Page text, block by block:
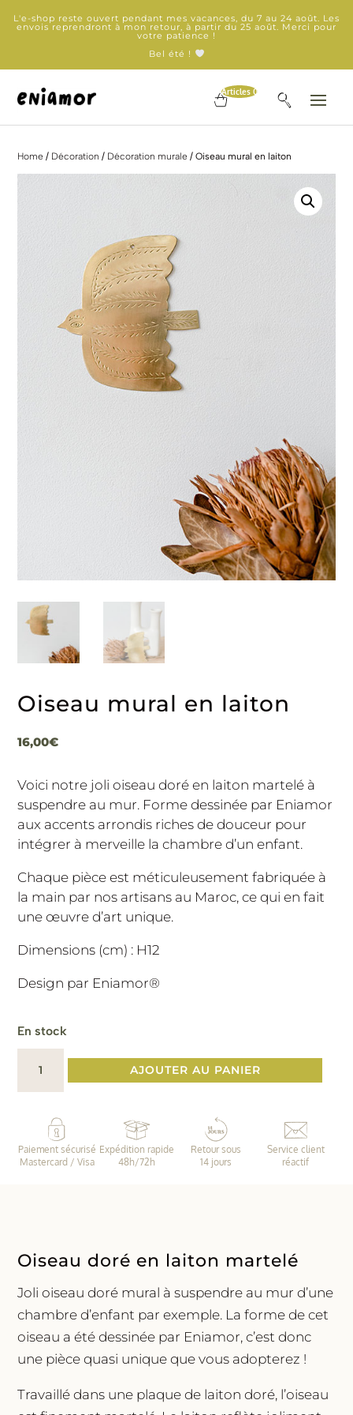
L'e-shop reste ouvert pendant mes vacances, du 7 au 24 août. Les
envois reprendront à mon retour, à partir du 25 août. Merci pour
votre patience !
Bel été !
Articles 0
Home / Décoration / Décoration murale / Oiseau mural en laiton
Oiseau mural en laiton
16,00€
Voici notre joli oiseau doré en laiton martelé à
suspendre au mur. Forme dessinée par Eniamor
aux accents arrondis riches de douceur pour
intégrer à merveille la chambre d’un enfant.
Chaque pièce est méticuleusement fabriquée à
la main par nos artisans au Maroc, ce qui en fait
une œuvre d’art unique.
Dimensions (cm) : H12
Design par Eniamor®️
En stock
quantité
Oiseau
laiton
AJOUTER AU PANIER
Paiement sécurisé
Mastercard / Visa
Expédition rapide
48h/72h
Retour sous
14 jours
Service client
réactif
Oiseau doré en laiton martelé
Joli oiseau doré mural à suspendre au mur d’une
chambre d’enfant par exemple. La forme de cet
oiseau a été dessinée par Eniamor, c’est donc
une pièce quasi unique que vous adopterez !
Travaillé dans une plaque de laiton doré, l’oiseau